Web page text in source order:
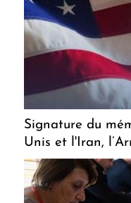
Signature du
Unis et l'Iran,